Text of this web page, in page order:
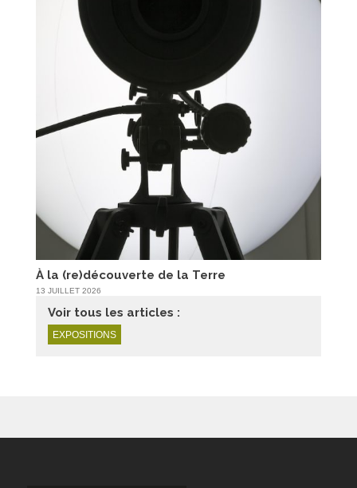
À la (re)découverte de la Terre
13 JUILLET 2026
Voir tous les articles :
EXPOSITIONS